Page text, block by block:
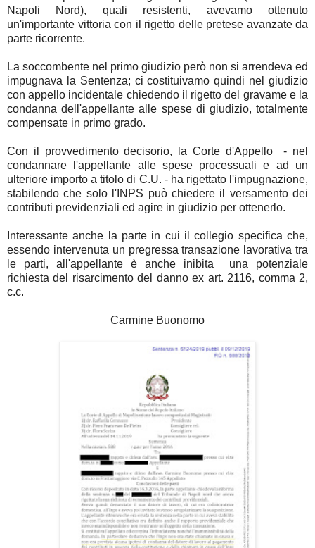
Napoli Nord), quali resistenti, avevamo ottenuto
un'importante vittoria con il rigetto delle pretese avanzate da
parte ricorrente.
La soccombente nel primo giudizio però non si arrendeva ed
impugnava la Sentenza; ci costituivamo quindi nel giudizio
con appello incidentale chiedendo il rigetto del gravame e la
condanna dell'appellante alle spese di giudizio, totalmente
compensate in primo grado.
Con il provvedimento decisorio, la Corte d'Appello - nel
condannare l'appellante alle spese processuali e ad un
ulteriore importo a titolo di C.U. - ha rigettato l'impugnazione,
stabilendo che solo l'INPS può chiedere il versamento dei
contributi previdenziali ed agire in giudizio per ottenerlo.
Interessante anche la parte in cui il collegio specifica che,
essendo intervenuta un pregressa transazione lavorativa tra
le parti, all'appellante è anche inibita una potenziale
richiesta del risarcimento del danno ex art. 2116, comma 2,
c.c.
Carmine Buonomo